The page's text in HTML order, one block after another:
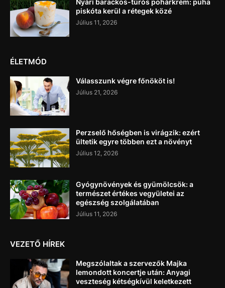
piskóta kerül a rétegek közé
Július 11, 2026
ÉLETMÓD
Válasszunk végre főnököt is!
Július 21, 2026
Perzselő hőségben is virágzik: ezért
ültetik egyre többen ezt a növényt
Július 12, 2026
Gyógynövények és gyümölcsök: a
természet értékes vegyületei az
egészség szolgálatában
Július 11, 2026
VEZETŐ HÍREK
Megszólaltak a szervezők Majka
lemondott koncertje után: Anyagi
veszteség kétségkívül keletkezett